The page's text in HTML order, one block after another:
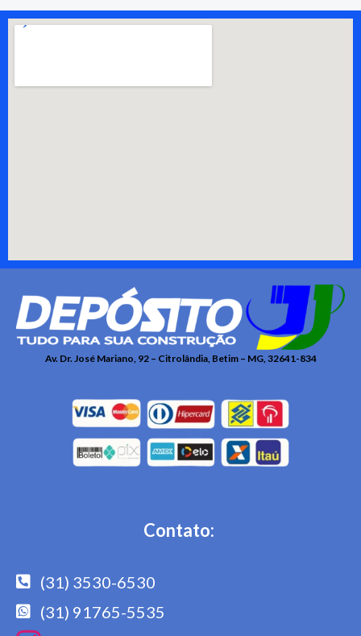
Av. Dr. José Mariano, 92 – Citrolândia, Betim – MG, 32641-834
Contato:
(31) 3530-6530
(31) 91765-5535